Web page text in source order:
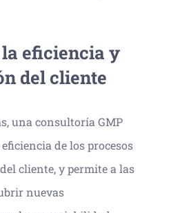
eficiencia y
del cliente
una consultoría GMP
de los procesos
cliente, y permite a las
nuevas